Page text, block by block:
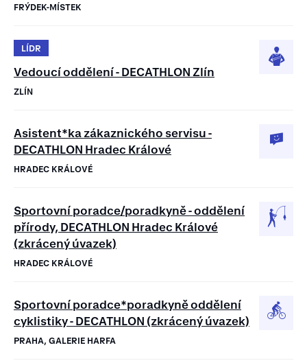
FRÝDEK-MÍSTEK
LÍDR
Vedoucí oddělení - DECATHLON Zlín
ZLÍN
Asistent*ka zákaznického servisu -
DECATHLON Hradec Králové
HRADEC KRÁLOVÉ
Sportovní poradce/poradkyně - oddělení
přírody, DECATHLON Hradec Králové
(zkrácený úvazek)
HRADEC KRÁLOVÉ
Sportovní poradce*poradkyně oddělení
cyklistiky - DECATHLON (zkrácený úvazek)
PRAHA, GALERIE HARFA